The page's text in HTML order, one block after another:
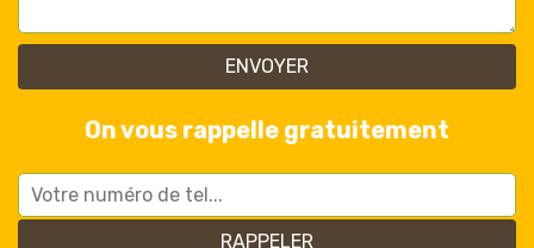
On vous rappelle gratuitement